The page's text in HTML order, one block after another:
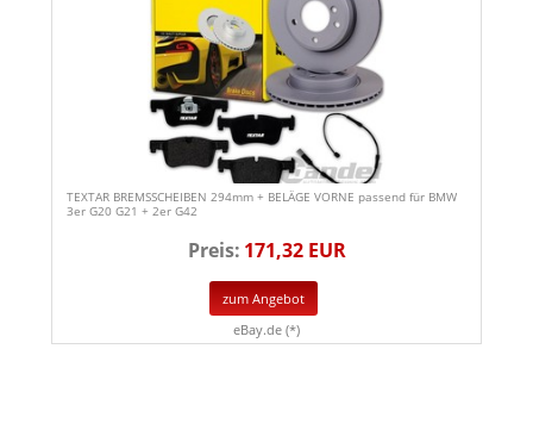
TEXTAR BREMSSCHEIBEN 294mm + BELÄGE VORNE passend für BMW
3er G20 G21 + 2er G42
Preis: 171,32 EUR
zum Angebot
eBay.de (*)